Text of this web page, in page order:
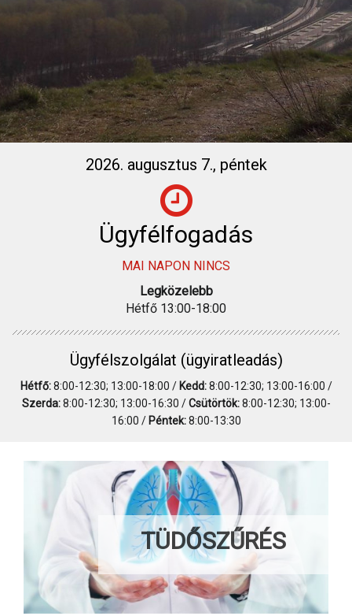
2026. augusztus 7., péntek
Ügyfélfogadás
MAI NAPON NINCS
Legközelebb
Hétfő 13:00-18:00
Ügyfélszolgálat (ügyiratleadás)
Hétfő:8:00-12:30; 13:00-18:00 / Kedd:8:00-12:30; 13:00-16:00 /
Szerda:8:00-12:30; 13:00-16:30 /Csütörtök:8:00-12:30; 13:00-
16:00 / Péntek:8:00-13:30
TÜDŐSZŰRÉS